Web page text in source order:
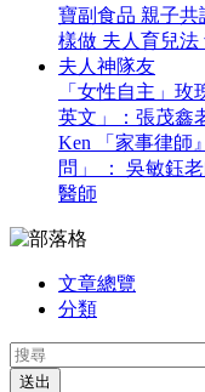
寶副食品 親子共
樣做 夫人育兒法
夫人神隊友
「女性自主」
英文」：張茂鑫
Ken
「家事律
問」 ： 吳敏鈺
醫師
文章總覽
分類
送出